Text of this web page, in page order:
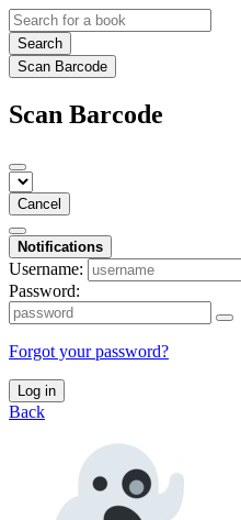
Search
Scan Barcode
Scan Barcode
Cancel
Notifications
Username:
Password:
Forgot your password?
Log in
Back